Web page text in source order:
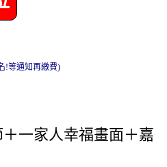
!等通知再繳費)
一家人幸福畫面＋嘉